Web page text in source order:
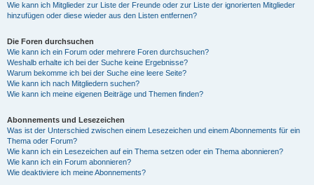
Wie kann ich Mitglieder zur Liste der Freunde oder zur Liste der ignorierten Mitglieder
hinzufügen oder diese wieder aus den Listen entfernen?
Die Foren durchsuchen
Wie kann ich ein Forum oder mehrere Foren durchsuchen?
Weshalb erhalte ich bei der Suche keine Ergebnisse?
Warum bekomme ich bei der Suche eine leere Seite?
Wie kann ich nach Mitgliedern suchen?
Wie kann ich meine eigenen Beiträge und Themen finden?
Abonnements und Lesezeichen
Was ist der Unterschied zwischen einem Lesezeichen und einem Abonnements für ein
Thema oder Forum?
Wie kann ich ein Lesezeichen auf ein Thema setzen oder ein Thema abonnieren?
Wie kann ich ein Forum abonnieren?
Wie deaktiviere ich meine Abonnements?